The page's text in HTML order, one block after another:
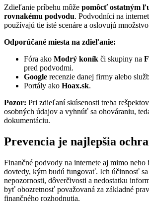
Zdieľanie príbehu môže pomôcť ostatným
rovnakému podvodu. Podvodníci na
používajú tie isté scenáre a oslovujú
Odporúčané miesta na zdieľanie:
Fóra ako Modrý koník či skupiny na
pred podvodmi.
Google recenzie danej firmy alebo
Portály ako Hoax.sk.
Pozor: Pri zdieľaní skúsenosti treba
osobných údajov a vyhnúť sa ohováraniu,
dokumentáciu.
Prevencia je najlepšia
Finančné podvody na internete aj mimo
dovtedy, kým budú fungovať. Ich účinnosť sa
nepozornosti, dôverčivosti a nedostatku
byť obozretnosť považovaná za základné
finančného rozhodnutia.